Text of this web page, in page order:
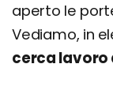
aperto le
Vediamo, in
cerca lavoro